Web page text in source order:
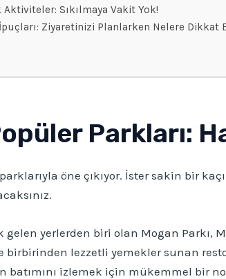
Sıkılmaya Vakit Yok!
Ziyaretinizi Planlarken Nelere Dikkat
Parkları:
öne çıkıyor. İster sakin bir
yerlerden biri olan Mogan Parkı,
birbirinden lezzetli yemekler sunan
batımını izlemek için mükemmel bir